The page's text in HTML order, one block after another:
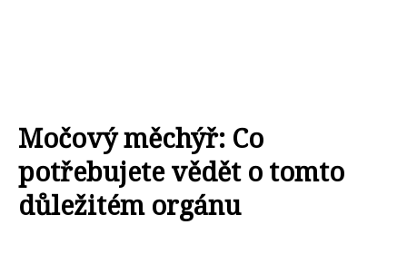
Močový měchýř: Co
potřebujete vědět o tomto
důležitém orgánu